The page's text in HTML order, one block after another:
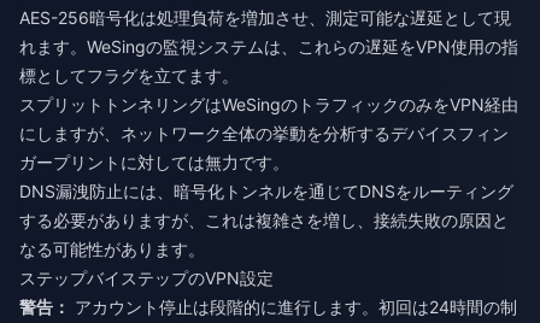
AES-256暗号化は処理負荷を増加させ、測定可能な遅延として現
れます。WeSingの監視システムは、これらの遅延をVPN使用の指
標としてフラグを立てます。
スプリットトンネリングはWeSingのトラフィックのみをVPN経由
にしますが、ネットワーク全体の挙動を分析するデバイスフィン
ガープリントに対しては無力です。
DNS漏洩防止には、暗号化トンネルを通じてDNSをルーティング
する必要がありますが、これは複雑さを増し、接続失敗の原因と
なる可能性があります。
ステップバイステップのVPN設定
警告： アカウント停止は段階的に進行します。初回は24時間の制